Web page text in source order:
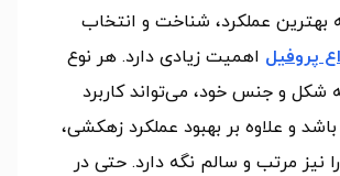
بهترین عملکرد، شناخت و انتخاب
پروفیل اهمیت زیادی دارد. هر نوع
شکل و جنس خود، می‌تواند کاربرد
و علاوه بر بهبود عملکرد زهکشی،
نیز مرتب و سالم نگه دارد. حتی در